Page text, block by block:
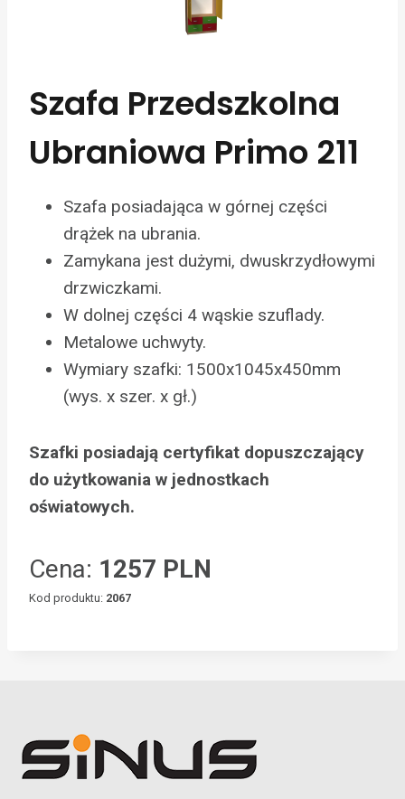
Szafa Przedszkolna
Ubraniowa Primo 211
Szafa posiadająca w górnej części
drążek na ubrania.
Zamykana jest dużymi, dwuskrzydłowymi
drzwiczkami.
W dolnej części 4 wąskie szuflady.
Metalowe uchwyty.
Wymiary szafki: 1500x1045x450mm
(wys. x szer. x gł.)
Szafki posiadają certyfikat dopuszczający
do użytkowania w jednostkach
oświatowych.
Cena: 1257 PLN
Kod produktu: 2067